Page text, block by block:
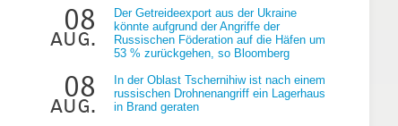
08
aug.
Der Getreideexport aus der Ukraine
könnte aufgrund der Angriffe der
Russischen Föderation auf die Häfen um
53 % zurückgehen, so Bloomberg
08
aug.
In der Oblast Tschernihiw ist nach einem
russischen Drohnenangriff ein Lagerhaus
in Brand geraten